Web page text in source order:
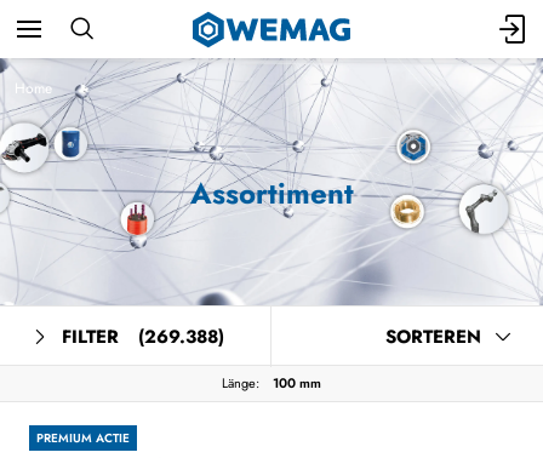
Home
Assortiment
FILTER (269.388) SORTEREN
Länge: 100 mm
PREMIUM ACTIE